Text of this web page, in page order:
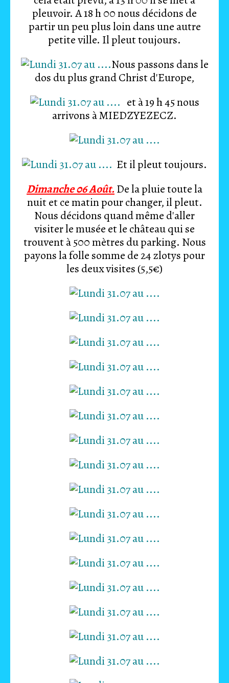
pleuvoir. A 18 h 00 nous décidons de
partir un peu plus loin dans une autre
petite ville. Il pleut toujours.
Nous passons dans le
dos du plus grand Christ d'Europe,
et à 19 h 45 nous
arrivons à MIEDZYEZECZ.
Et il pleut toujours.
Dimanche 06 Août. De la pluie toute la
nuit et ce matin pour changer, il pleut.
Nous décidons quand même d'aller
visiter le musée et le château qui se
trouvent à 500 mètres du parking. Nous
payons la folle somme de 24 zlotys pour
les deux visites (5,5€)